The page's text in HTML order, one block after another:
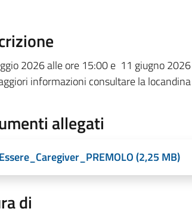
2026 alle ore 15:00 e 11 giugno
informazioni consultare la
allegati
Essere_Caregiver_PREMOLO (2,25 MB)
di